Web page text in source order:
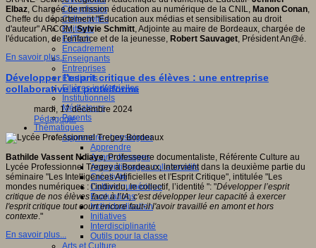
Chercheurs
Collectivités
Editeurs
EdTech
Encadrement
Enseignants
Entreprises
Etudiants
Filières industrielles
Institutionnels
Médiateurs
Parents
Thématiques
Apprendre et enseigner
Apprendre
Apprentissages
Apprentissages collaboratifs
Créativité
Culture numérique
Evaluations
Individualisation
Initiatives
Interdisciplinarité
Outils pour la classe
Arts et Culture
Elbaz, Chargée de mission éducation au numérique de la CNIL, Manon Conan,
Cheffe du département "Education aux médias et sensibilisation au droit
d'auteur" ARCOM,Sylvie Schmitt, Adjointe au maire de Bordeaux, chargée de
l'éducation, de l'enfance et de la jeunesse, Robert Sauvaget, Président An@é.
En savoir plus...
Développer l'esprit critique des élèves : une entreprise
collaborative et protéiforme
mardi, 17 décembre 2024
Pédagogie
Bathilde Vassent Ndiaye, Professeure documentaliste, Référente Culture au
Lycée Professionnel Tregey à Bordeaux, intervient dans la deuxième partie du
séminaire "Les Intelligences Artificielles et l'Esprit Critique", intitulée "Les
mondes numériques : l’individu, le collectif, l’identité ": "Développer l’esprit
critique de nos élèves face à l’IA, c'est développer leur capacité à exercer
l'esprit critique tout court encore faut-il l'avoir travaillé en amont et hors
contexte."
En savoir plus...